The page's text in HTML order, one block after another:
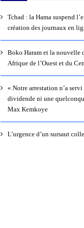
Tchad : la Hama suspend
création des journaux en
Boko Haram et la nouvelle
Afrique de l’Ouest et du
« Notre arrestation n’a
dividende ni une
Max Kemkoye
L’urgence d’un sursaut